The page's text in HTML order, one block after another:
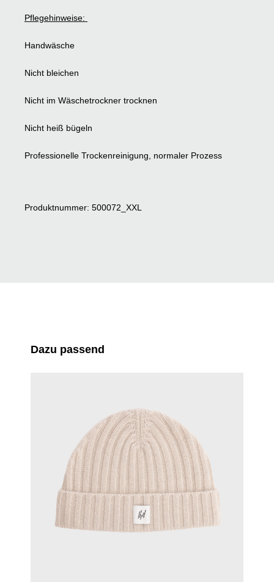
Pflegehinweise:
Handwäsche
Nicht bleichen
Nicht im Wäschetrockner trocknen
Nicht heiß bügeln
Professionelle Trockenreinigung, normaler Prozess
Produktnummer: 500072_XXL
Produktgalerie überspringen
Dazu passend